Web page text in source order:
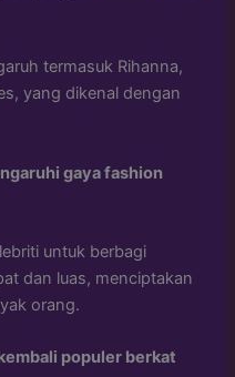
termasuk Rihanna,
yang dikenal dengan
gaya fashion
untuk berbagi
dan luas, menciptakan
orang.
populer berkat